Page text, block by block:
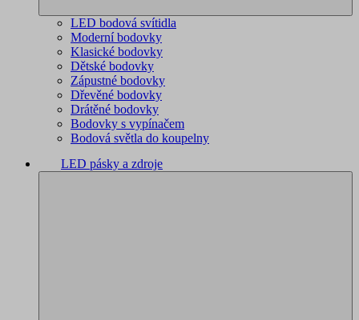
LED bodová svítidla
Moderní bodovky
Klasické bodovky
Dětské bodovky
Zápustné bodovky
Dřevěné bodovky
Drátěné bodovky
Bodovky s vypínačem
Bodová světla do koupelny
LED pásky a zdroje